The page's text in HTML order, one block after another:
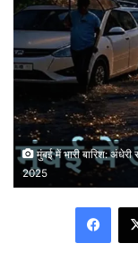
मुंबई में भारी बारिश:
2025